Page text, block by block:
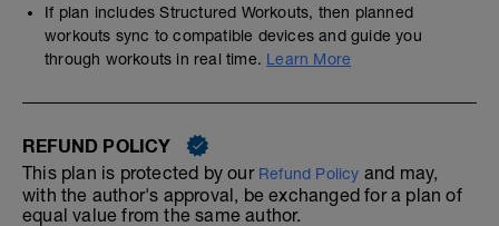
If plan includes Structured Workouts, then planned
workouts sync to compatible devices and guide you
through workouts in real time. Learn More
REFUND POLICY
This plan is protected by our Refund Policy and may,
with the author's approval, be exchanged for a plan of
equal value from the same author.